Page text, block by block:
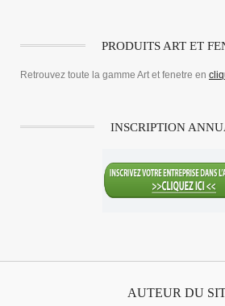
PRODUITS ART ET
Retrouvez toute la gamme Art et fenetre en
INSCRIPTION
AUTEUR DU